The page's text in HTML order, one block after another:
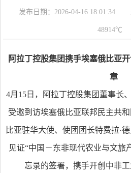
发布日期：2026-04-16 18:01:34
48914℃
阿拉丁控股集团携手埃塞俄比亚
章
4月15日，阿拉丁控股集团董事长
受邀到访埃塞俄比亚联邦民主共
比亚驻华大使、使团团长特费拉·
见证“中国－东非现代农业与文旅
忘录的签署，携手开创中非工